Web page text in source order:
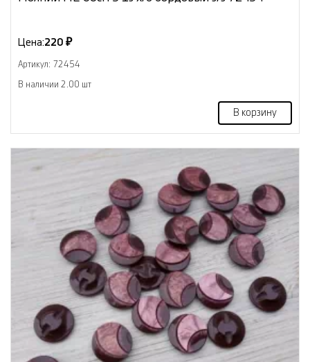
Цена:220 ₽
Артикул: 72454
В наличии 2.00 шт
В корзину